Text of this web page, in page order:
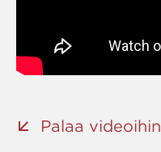
Palaa videoihin